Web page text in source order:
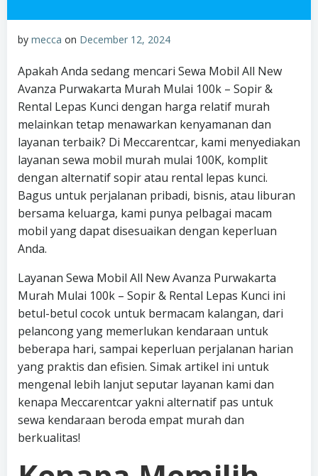
by mecca on December 12, 2024
Apakah Anda sedang mencari Sewa Mobil All New
Avanza Purwakarta Murah Mulai 100k – Sopir &
Rental Lepas Kunci dengan harga relatif murah
melainkan tetap menawarkan kenyamanan dan
layanan terbaik? Di Meccarentcar, kami menyediakan
layanan sewa mobil murah mulai 100K, komplit
dengan alternatif sopir atau rental lepas kunci.
Bagus untuk perjalanan pribadi, bisnis, atau liburan
bersama keluarga, kami punya pelbagai macam
mobil yang dapat disesuaikan dengan keperluan
Anda.
Layanan Sewa Mobil All New Avanza Purwakarta
Murah Mulai 100k – Sopir & Rental Lepas Kunci ini
betul-betul cocok untuk bermacam kalangan, dari
pelancong yang memerlukan kendaraan untuk
beberapa hari, sampai keperluan perjalanan harian
yang praktis dan efisien. Simak artikel ini untuk
mengenal lebih lanjut seputar layanan kami dan
kenapa Meccarentcar yakni alternatif pas untuk
sewa kendaraan beroda empat murah dan
berkualitas!